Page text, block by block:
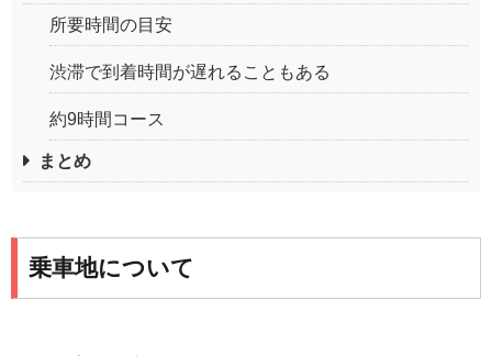
所要時間の目安
渋滞で到着時間が遅れることもある
約9時間コース
まとめ
乗車地について